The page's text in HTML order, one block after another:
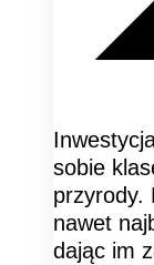
sobie
przyrody.
nawet
dając im